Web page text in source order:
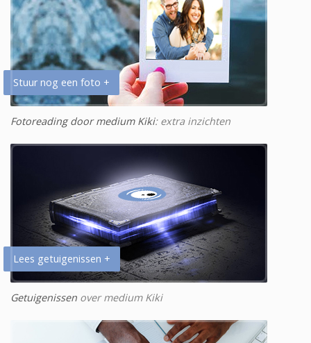
Stuur nog een foto +
Fotoreading door medium Kiki: extra inzichten
Lees getuigenissen +
Getuigenissen over medium Kiki